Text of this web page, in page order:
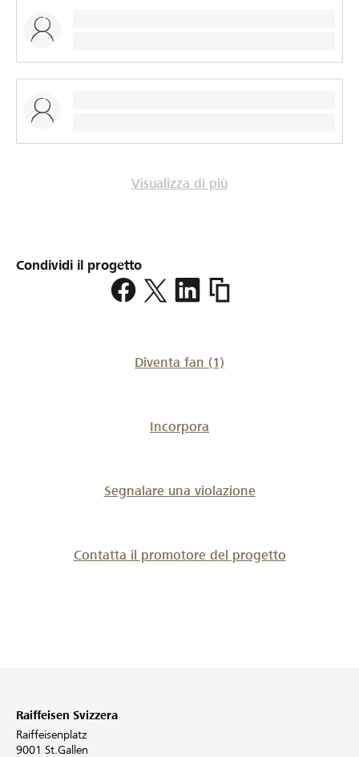
Visualizza di più
Condividi il progetto
https://
du-
Diventa fan (1)
Incorpora
Segnalare una violazione
Contatta il promotore del progetto
Raiffeisen Svizzera
Raiffeisenplatz
9001 St.Gallen